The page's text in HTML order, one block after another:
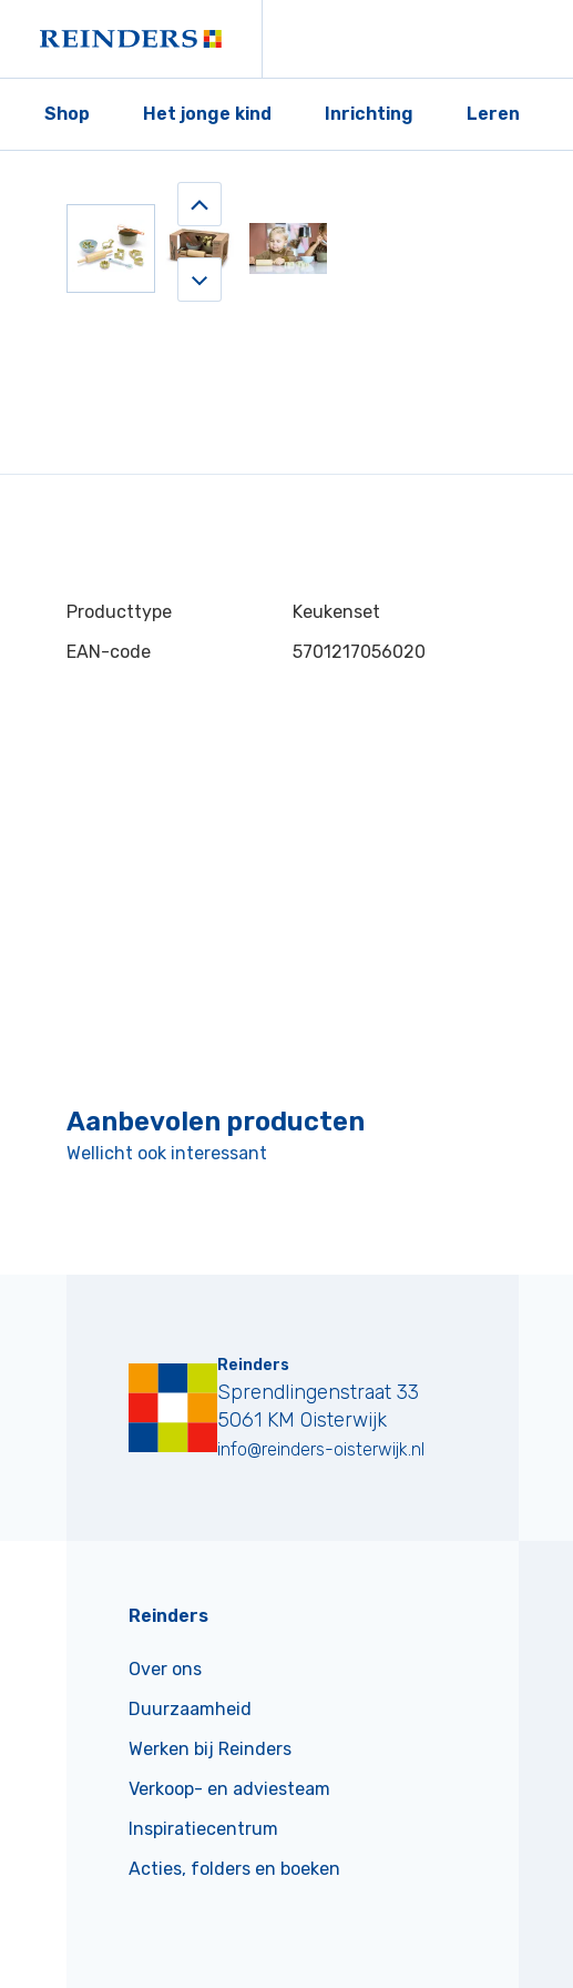
Shop Het jonge kind Inrichting Leren
Producttype
Keukenset
EAN-code
5701217056020
Aanbevolen producten
Wellicht ook interessant
Reinders
Sprendlingenstraat 33
5061 KM Oisterwijk
info@reinders-oisterwijk.nl
Reinders
Over ons
Duurzaamheid
Werken bij Reinders
Verkoop- en adviesteam
Inspiratiecentrum
Acties, folders en boeken